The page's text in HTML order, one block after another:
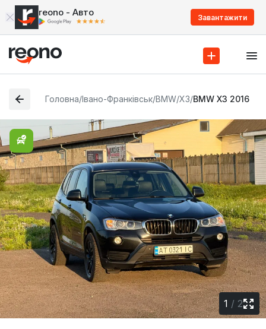
reono - Авто Завантажити
Головна/Івано-Франківськ/BMW/X3/BMW X3 2016
1 / 2